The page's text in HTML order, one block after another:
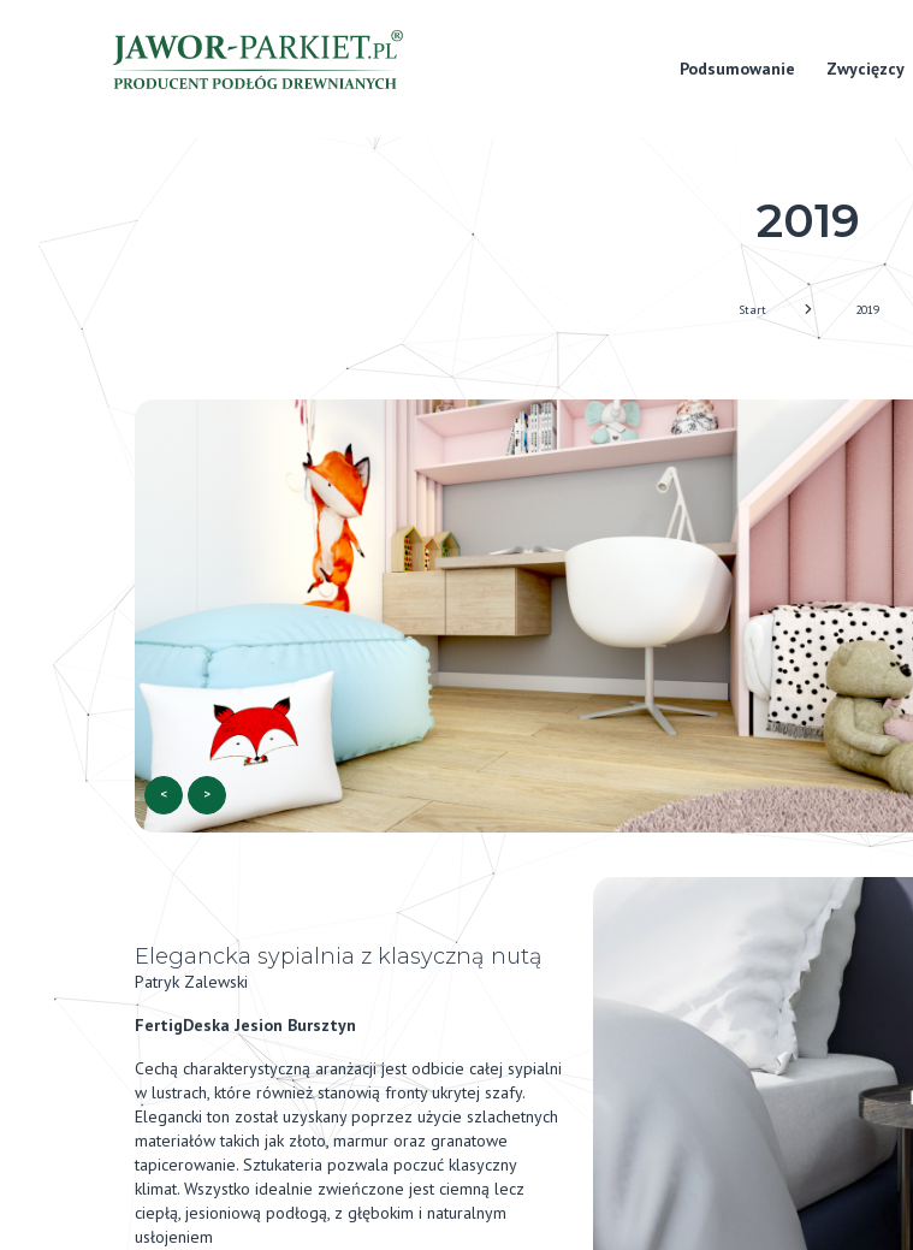
Podsumowanie Zwycięzcy
2019
Start 2019
< >
Elegancka sypialnia z klasyczną nutą
Patryk Zalewski
FertigDeska Jesion Bursztyn
Cechą charakterystyczną aranżacji jest odbicie całej sypialni
w lustrach, które również stanowią fronty ukrytej szafy.
Elegancki ton został uzyskany poprzez użycie szlachetnych
materiałów takich jak złoto, marmur oraz granatowe
tapicerowanie. Sztukateria pozwala poczuć klasyczny
klimat. Wszystko idealnie zwieńczone jest ciemną lecz
ciepłą, jesioniową podłogą, z głębokim i naturalnym
usłojeniem